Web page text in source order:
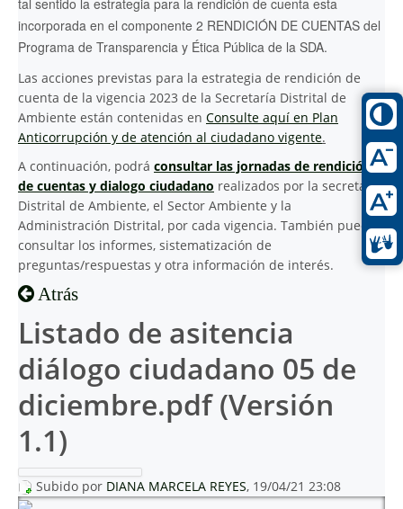
tal sentido la estrategia para la rendición de cuenta esta
incorporada en el componente 2 RENDICIÓN DE CUENTAS del
Programa de Transparencia y Ética Pública de la SDA.
Las acciones previstas para la estrategia de rendición de
cuenta de la vigencia 2023 de la Secretaría Distrital de
Ambiente están contenidas en Consulte aquí en Plan
Anticorrupción y de atención al ciudadano vigente.
A continuación, podrá consultar las jornadas de rendición
de cuentas y dialogo ciudadano realizados por la secretaria
Distrital de Ambiente, el Sector Ambiente y la
Administración Distrital, por cada vigencia. También puede
consultar los informes, sistematización de
preguntas/respuestas y otra información de interés.
Atrás
Listado de asitencia
diálogo ciudadano 05 de
diciembre.pdf (Versión
1.1)
Subido por DIANA MARCELA REYES, 19/04/21 23:08